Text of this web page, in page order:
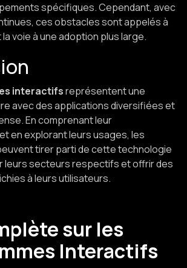
spécifiques. Cependant, avec
ces obstacles sont appelés à
voie à une adoption plus large.​
interactifsreprésentent une
avec des applications diversifiées et
En comprenant leur
en explorant leurs usages, les
tirer parti de cette technologie
leurs secteurs respectifs et offrir des
à leurs utilisateurs.
sur les
Interactifs